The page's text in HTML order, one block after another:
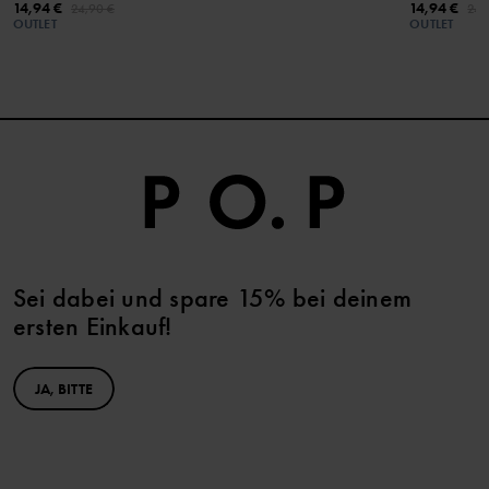
14,94 €
OUTLET
14,94 €
OUTLET
Sei dabei und spare 15% bei deinem
ersten Einkauf!
JA, BITTE